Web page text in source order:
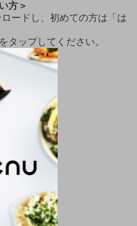
方＞
ードし、初めての方は「は
タップしてください。